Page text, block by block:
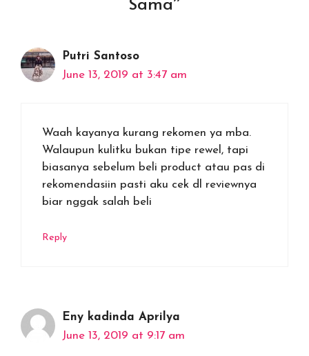
Putri Santoso
June 13, 2019 at 3:47 am
Waah kayanya kurang rekomen ya mba.
Walaupun kulitku bukan tipe rewel, tapi
biasanya sebelum beli product atau pas di
rekomendasiin pasti aku cek dl reviewnya
biar nggak salah beli
Reply
Eny kadinda Aprilya
June 13, 2019 at 9:17 am